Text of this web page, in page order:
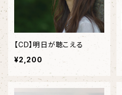
【CD】明日が聴こえる
¥2,200